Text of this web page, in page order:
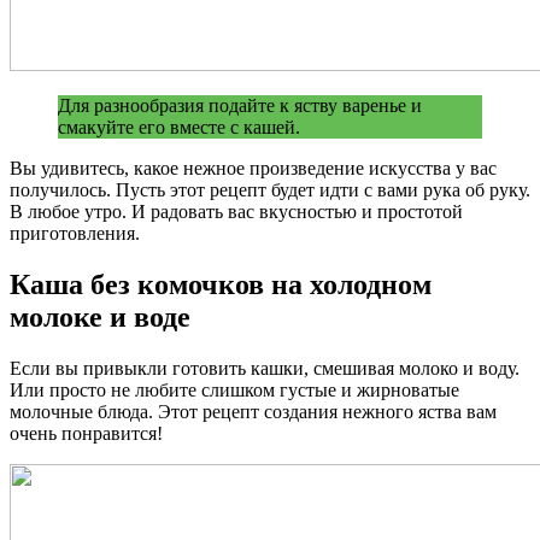
Для разнообразия подайте к яству варенье и
смакуйте его вместе с кашей.
Вы удивитесь, какое нежное произведение искусства у вас
получилось. Пусть этот рецепт будет идти с вами рука об руку.
В любое утро. И радовать вас вкусностью и простотой
приготовления.
Каша без комочков на холодном
молоке и воде
Если вы привыкли готовить кашки, смешивая молоко и воду.
Или просто не любите слишком густые и жирноватые
молочные блюда. Этот рецепт создания нежного яства вам
очень понравится!